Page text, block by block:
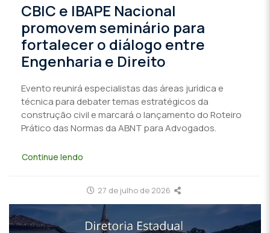
CBIC e IBAPE Nacional
promovem seminário para
fortalecer o diálogo entre
Engenharia e Direito
Evento reunirá especialistas das áreas jurídica e
técnica para debater temas estratégicos da
construção civil e marcará o lançamento do Roteiro
Prático das Normas da ABNT para Advogados.
Continue lendo
27 de julho de 2026